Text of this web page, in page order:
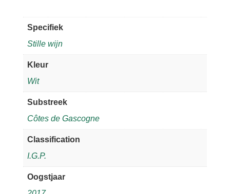
Specifiek
Stille wijn
Kleur
Wit
Substreek
Côtes de Gascogne
Classification
I.G.P.
Oogstjaar